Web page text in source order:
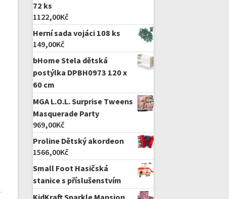
72 ks
1122,00Kč
Herní sada vojáci 108 ks
149,00Kč
bHome Stela dětská
postýlka DPBH0973 120 x
60 cm
MGA L.O.L. Surprise Tweens
Masquerade Party
969,00Kč
Proline Dětský akordeon
1566,00Kč
Small Foot Hasičská
stanice s příslušenstvím